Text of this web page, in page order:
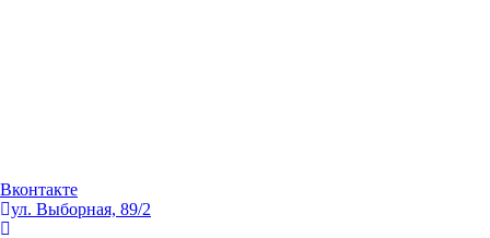
Вконтакте
ул. Выборная, 89/2